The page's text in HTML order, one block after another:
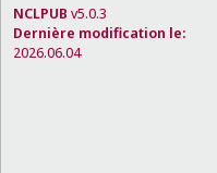
NCLPUB v5.0.3
Dernière modification le:
2026.06.04